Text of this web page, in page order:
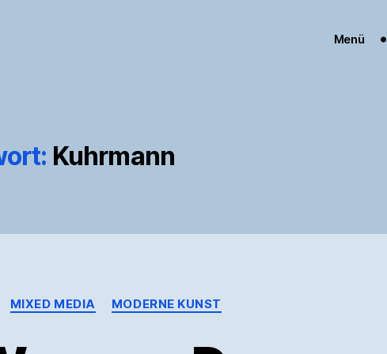
Menü
Kuhrmann
Kategorien
MIXED MEDIA MODERNE KUNST